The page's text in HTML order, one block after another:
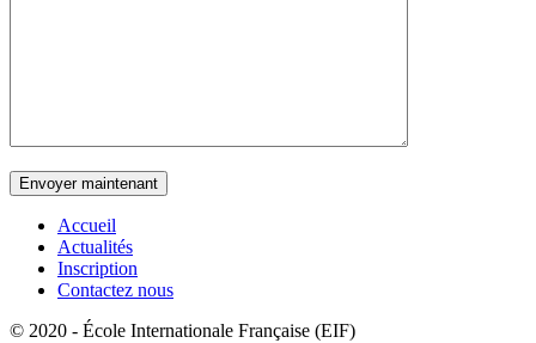
Accueil
Actualités
Inscription
Contactez nous
© 2020 - École Internationale Française (EIF)